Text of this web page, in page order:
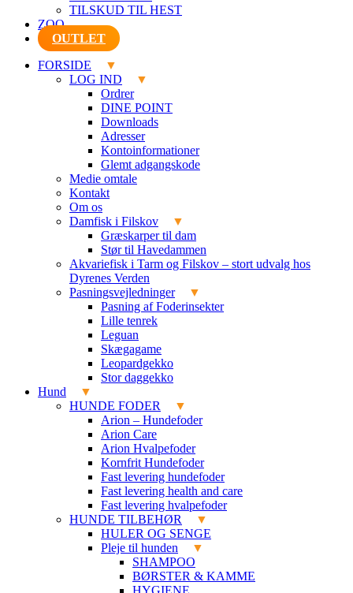
TILSKUD TIL HEST
ZOO
OUTLET
FORSIDE
LOG IND
Ordrer
DINE POINT
Downloads
Adresser
Kontoinformationer
Glemt adgangskode
Medie omtale
Kontakt
Om os
Damfisk i Filskov
Græskarper til dam
Stør til Havedammen
Akvariefisk i Tarm og Filskov – stort udvalg hos
Dyrenes Verden
Pasningsvejledninger
Pasning af Foderinsekter
Lille tenrek
Leguan
Skægagame
Leopardgekko
Stor daggekko
Hund
HUNDE FODER
Arion – Hundefoder
Arion Care
Arion Hvalpefoder
Kornfrit Hundefoder
Fast levering hundefoder
Fast levering health and care
Fast levering hvalpefoder
HUNDE TILBEHØR
HULER OG SENGE
Pleje til hunden
SHAMPOO
BØRSTER & KAMME
HYGIENE